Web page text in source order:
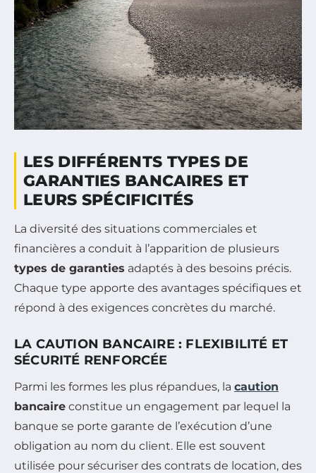
LES DIFFÉRENTS TYPES DE
GARANTIES BANCAIRES ET
LEURS SPÉCIFICITÉS
La diversité des situations commerciales et
financières a conduit à l’apparition de plusieurs
types de garanties adaptés à des besoins précis.
Chaque type apporte des avantages spécifiques et
répond à des exigences concrètes du marché.
LA CAUTION BANCAIRE : FLEXIBILITÉ ET
SÉCURITÉ RENFORCÉE
Parmi les formes les plus répandues, la caution
bancaire constitue un engagement par lequel la
banque se porte garante de l’exécution d’une
obligation au nom du client. Elle est souvent
utilisée pour sécuriser des contrats de location, des